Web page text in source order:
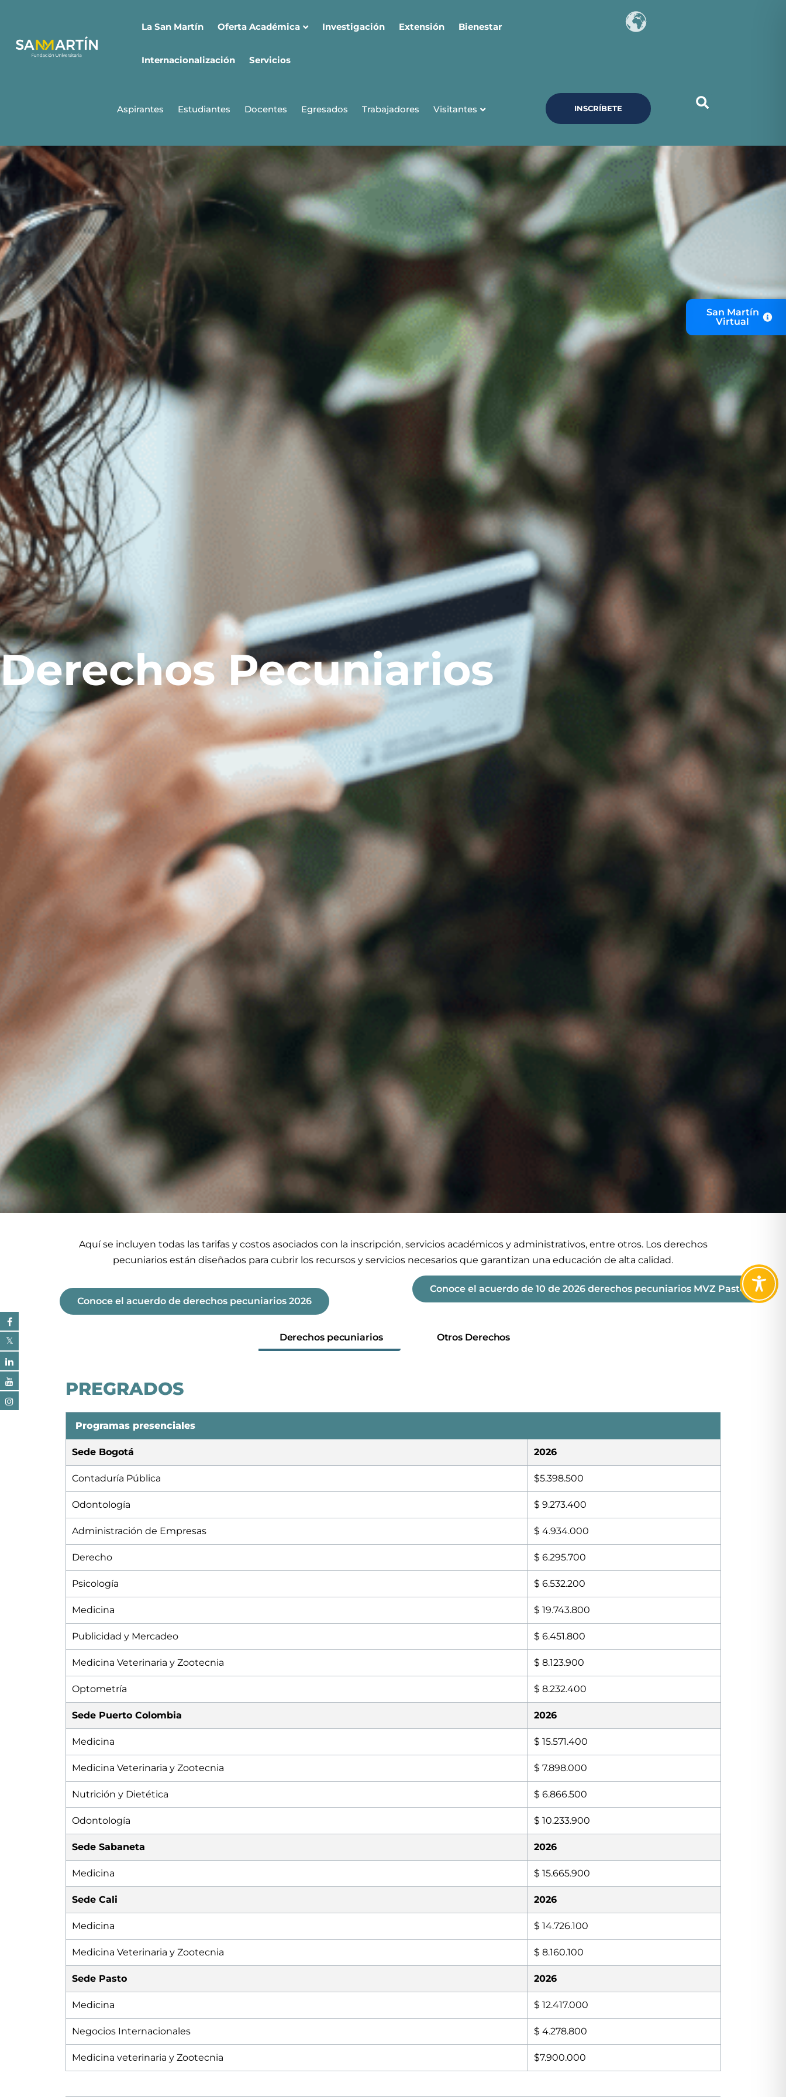
contenido
La San Martín Oferta Académica Investigación Extensión Bienestar
Internacionalización Servicios
Aspirantes Estudiantes Docentes Egresados Trabajadores Visitantes INSCRÍBETE
Derechos Pecuniarios
Aquí se incluyen todas las tarifas y costos asociados con la inscripción, servicios académicos y administrativos, entre otros. Los derechos
pecuniarios están diseñados para cubrir los recursos y servicios necesarios que garantizan una educación de alta calidad.
Conoce el acuerdo de derechos pecuniarios 2026
Conoce el acuerdo de 10 de 2026 derechos pecuniarios MVZ Pasto.
Derechos pecuniarios Otros Derechos
PREGRADOS
Programas presenciales
Sede Bogotá 2026
Contaduría Pública $5.398.500
Odontología $ 9.273.400
Administración de Empresas $ 4.934.000
Derecho $ 6.295.700
Psicología $ 6.532.200
Medicina $ 19.743.800
Publicidad y Mercadeo $ 6.451.800
Medicina Veterinaria y Zootecnia $ 8.123.900
Optometría $ 8.232.400
Sede Puerto Colombia 2026
Medicina $ 15.571.400
Medicina Veterinaria y Zootecnia $ 7.898.000
Nutrición y Dietética $ 6.866.500
Odontología $ 10.233.900
Sede Sabaneta 2026
Medicina $ 15.665.900
Sede Cali 2026
Medicina $ 14.726.100
Medicina Veterinaria y Zootecnia $ 8.160.100
Sede Pasto 2026
Medicina $ 12.417.000
Negocios Internacionales $ 4.278.800
Medicina veterinaria y Zootecnia $7.900.000
San Martín
Virtual